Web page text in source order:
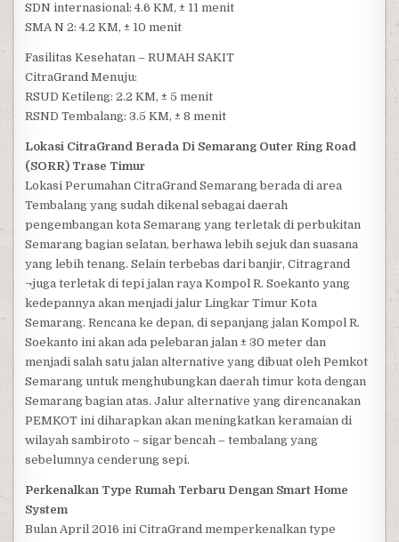
SDN internasional: 4.6 KM, ± 11 menit
SMA N 2: 4.2 KM, ± 10 menit
Fasilitas Kesehatan – RUMAH SAKIT
CitraGrand Menuju:
RSUD Ketileng: 2.2 KM, ± 5 menit
RSND Tembalang: 3.5 KM, ± 8 menit
Lokasi CitraGrand Berada Di Semarang Outer Ring Road
(SORR) Trase Timur
Lokasi Perumahan CitraGrand Semarang berada di area
Tembalang yang sudah dikenal sebagai daerah
pengembangan kota Semarang yang terletak di perbukitan
Semarang bagian selatan, berhawa lebih sejuk dan suasana
yang lebih tenang. Selain terbebas dari banjir, Citragrand
¬juga terletak di tepi jalan raya Kompol R. Soekanto yang
kedepannya akan menjadi jalur Lingkar Timur Kota
Semarang. Rencana ke depan, di sepanjang jalan Kompol R.
Soekanto ini akan ada pelebaran jalan ± 30 meter dan
menjadi salah satu jalan alternative yang dibuat oleh Pemkot
Semarang untuk menghubungkan daerah timur kota dengan
Semarang bagian atas. Jalur alternative yang direncanakan
PEMKOT ini diharapkan akan meningkatkan keramaian di
wilayah sambiroto – sigar bencah – tembalang yang
sebelumnya cenderung sepi.
Perkenalkan Type Rumah Terbaru Dengan Smart Home
System
Bulan April 2016 ini CitraGrand memperkenalkan type